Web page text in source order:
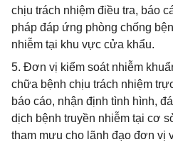
chịu trách nhiệm điều tra, báo
pháp đáp ứng phòng chống
nhiễm tại khu vực cửa khẩu.
5. Đơn vị kiểm soát nhiễm
chữa bệnh chịu trách nhiệm
báo cáo, nhận định tình hình,
dịch bệnh truyền nhiễm tại cơ
tham mưu cho lãnh đạo đơn vị